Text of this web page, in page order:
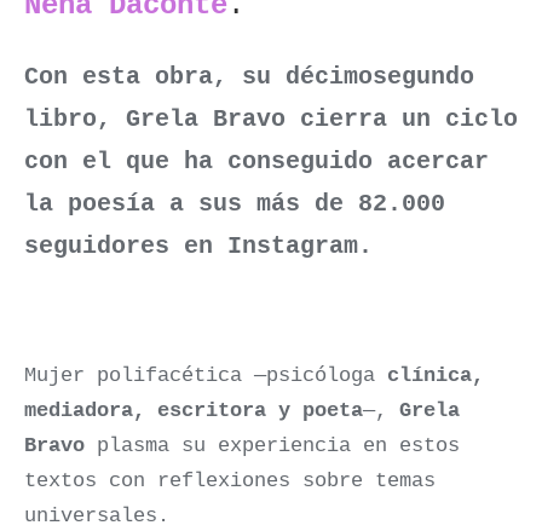
Con esta obra, su décimosegundo
libro, Grela Bravo cierra un ciclo
con el que ha conseguido acercar
la poesía a sus más de 82.000
seguidores en Instagram.
Mujer polifacética —psicóloga clínica,
mediadora, escritora y poeta—, Grela
Bravo plasma su experiencia en estos
textos con reflexiones sobre temas
universales.